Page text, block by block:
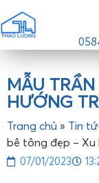
MẪU
HƯỚNG
Trang chủ » Tin
bê tông đẹp –
07/01/2023